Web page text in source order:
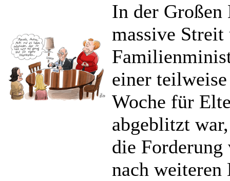
In der
massive Streit
einer
Woche für
abgeblitzt
die
nach